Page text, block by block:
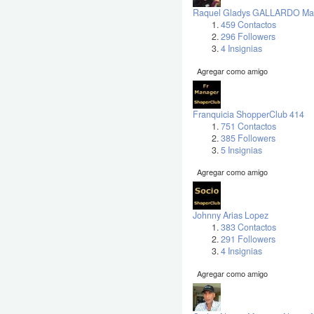
Raquel Gladys GALLARDO
459 Contactos
296 Followers
4 Insignias
Agregar como amigo
Franquicia ShopperClub 414
751 Contactos
385 Followers
5 Insignias
Agregar como amigo
Johnny Arias Lopez
383 Contactos
291 Followers
4 Insignias
Agregar como amigo